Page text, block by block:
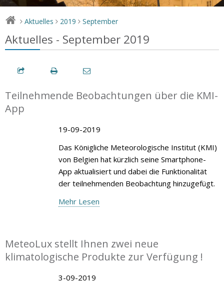
> Aktuelles > 2019 > September
Aktuelles - September 2019
Teilnehmende Beobachtungen über die KMI-
App
19-09-2019
Das Königliche Meteorologische Institut (KMI)
von Belgien hat kürzlich seine Smartphone-
App aktualisiert und dabei die Funktionalität
der teilnehmenden Beobachtung hinzugefügt.
Mehr Lesen
MeteoLux stellt Ihnen zwei neue
klimatologische Produkte zur Verfügung !
3-09-2019